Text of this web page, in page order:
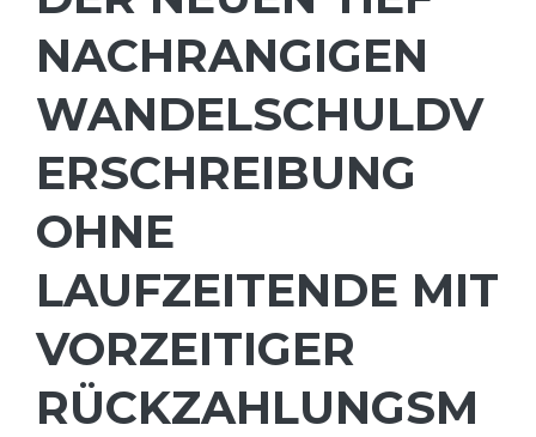
NACHRANGIGEN
WANDELSCHULDV
ERSCHREIBUNG
OHNE
LAUFZEITENDE MIT
VORZEITIGER
RÜCKZAHLUNGSM